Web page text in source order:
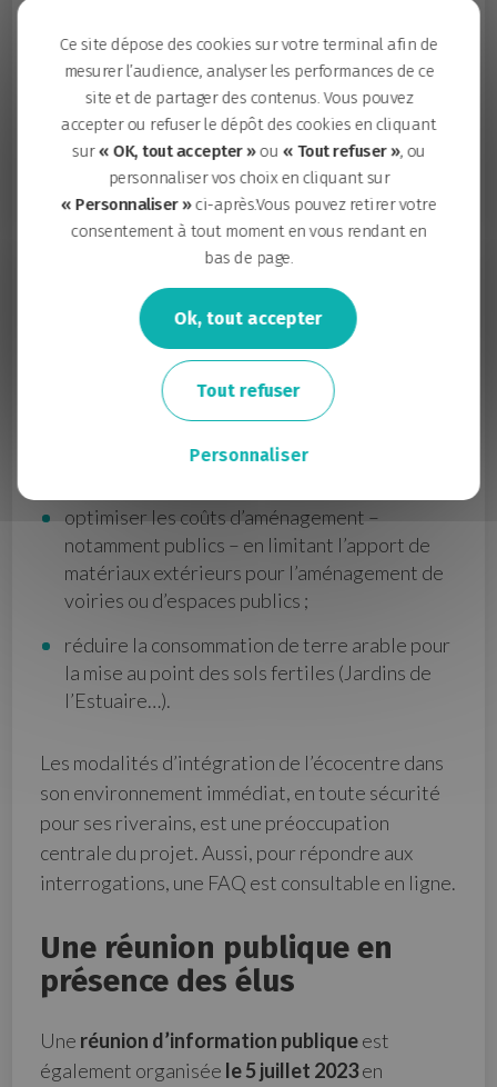
Pourquoi un écocentre sur
l’île de Nantes ?
Plutôt que des évacuations massives de terres
dans des centres de stockage situés parfois à
plus de 100 km, le réemploi des matériaux est
privilégié. Il permet ainsi de :
limiter le transport des déblais, les nuisances
et l’impact carbone induits;
préserver les ressources minérales (granulat,
optimiser les coûts d’aménagement –
notamment publics – en limitant l’apport de
matériaux extérieurs pour l’aménagement de
voiries ou d’espaces publics ;
réduire la consommation de terre arable pour
la mise au point des sols fertiles (Jardins de
l’Estuaire…).
Les modalités d’intégration de l’écocentre dans
son environnement immédiat, en toute sécurité
pour ses riverains, est une préoccupation
centrale du projet. Aussi, pour répondre aux
interrogations, une FAQ est consultable en ligne.
Une réunion publique en
présence des élus
Une réunion d’information publiqueest
également organisée le 5 juillet 2023en
Ce site dépose des cookies sur votre terminal afin de
mesurer l’audience, analyser les performances de ce
site et de partager des contenus. Vous pouvez
accepter ou refuser le dépôt des cookies en cliquant
sur« OK, tout accepter »ou « Tout refuser », ou
personnaliser vos choix en cliquant sur
« Personnaliser »ci-après.Vous pouvez retirer votre
consentement à tout moment en vous rendant en
bas de page.
Ok, tout accepter
Tout refuser
Personnaliser